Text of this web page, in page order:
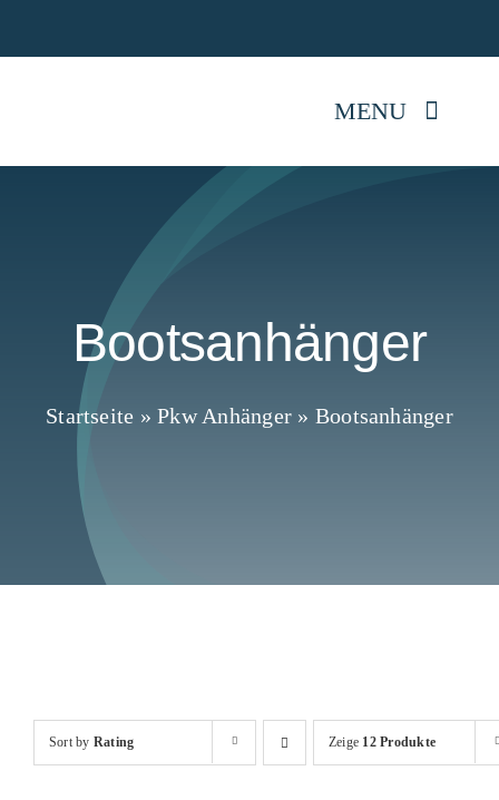
MENU
Mietpark
Bootsanhänger
Startseite »Pkw Anhänger » Bootsanhänger
Sort by Rating Zeige 12 Produkte